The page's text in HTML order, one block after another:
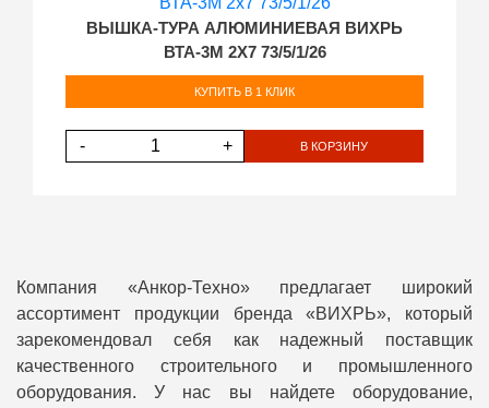
ВЫШКА-ТУРА АЛЮМИНИЕВАЯ ВИХРЬ
ВТА-3М 2Х7 73/5/1/26
КУПИТЬ В 1 КЛИК
- + В КОРЗИНУ
Компания «Анкор-Техно» предлагает широкий
ассортимент продукции бренда «ВИХРЬ», который
зарекомендовал себя как надежный поставщик
качественного строительного и промышленного
оборудования. У нас вы найдете оборудование,